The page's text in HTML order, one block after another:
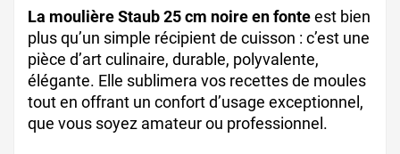
La moulière Staub 25 cm noire en fonteest bien
plus qu’un simple récipient de cuisson : c’est une
pièce d’art culinaire, durable, polyvalente,
élégante. Elle sublimera vos recettes de moules
tout en offrant un confort d’usage exceptionnel,
que vous soyez amateur ou professionnel.